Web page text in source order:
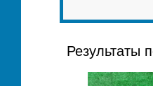
Результаты